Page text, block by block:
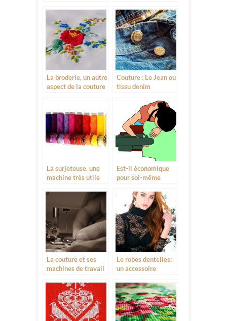
La broderie, un autre
aspect de la couture
Couture : Le Jean ou
tissu denim
La surjeteuse, une
machine très utile
Est-il économique
pour soi-même
La couture et ses
machines de travail
Le robes dentelles:
un accessoire
femmes